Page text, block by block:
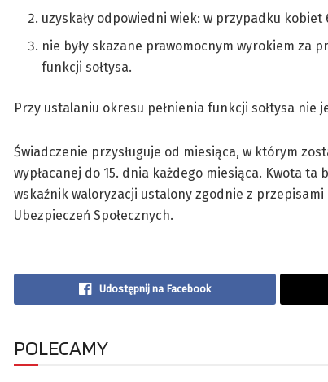
uzyskały odpowiedni wiek: w przypadku
nie były skazane prawomocnym wyrokiem za
funkcji sołtysa.
Przy ustalaniu okresu pełnienia funkcji sołtysa nie
Świadczenie przysługuje od miesiąca, w którym
wypłacanej do 15. dnia każdego miesiąca. Kwota
wskaźnik waloryzacji ustalony zgodnie z
Ubezpieczeń Społecznych.
Udostępnij na Facebook
POLECAMY